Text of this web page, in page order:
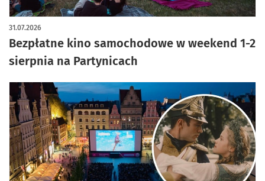
Bezpłatne kino samochodowe w weekend 1-2
sierpnia na Partynicach
31.07.2026
artykuł z galerią zdjęć